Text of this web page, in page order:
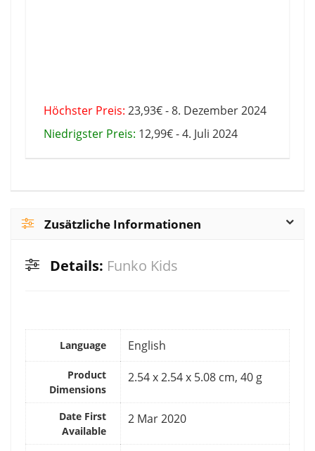
Höchster Preis: 23,93€ - 8. Dezember 2024
Niedrigster Preis: 12,99€ - 4. Juli 2024
Zusätzliche Informationen
Details: Funko Kids
Language English
Product
Dimensions
2.54 x 2.54 x 5.08 cm, 40 g
Date First
Available
2 Mar 2020